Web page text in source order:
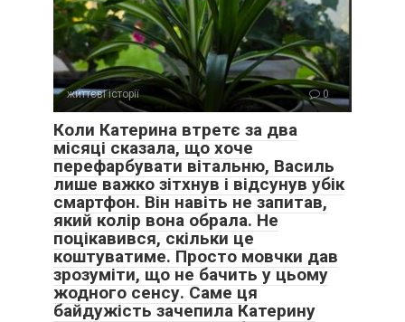
життєві історії 0
Коли Катерина втретє за два
місяці сказала, що хоче
перефарбувати вітальню, Василь
лише важко зітхнув і відсунув убік
смартфон. Він навіть не запитав,
який колір вона обрала. Не
поцікавився, скільки це
коштуватиме. Просто мовчки дав
зрозуміти, що не бачить у цьому
жодного сенсу. Саме ця
байдужість зачепила Катерину